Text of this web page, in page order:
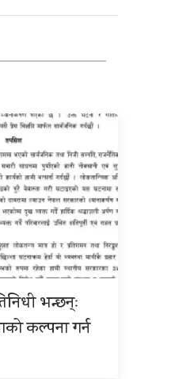
भन्छन्ः
कल्पना गर्न